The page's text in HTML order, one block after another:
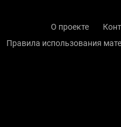
О проекте
Правила использования